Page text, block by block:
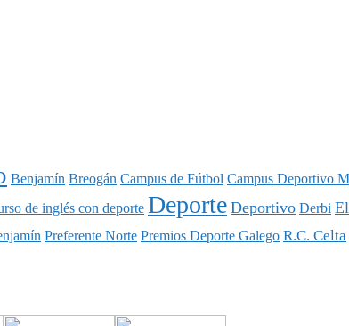
Benjamín Breogán Campus de Fútbol Campus Deportivo
de inglés con deporte Deporte Deportivo Derbi
Preferente Norte Premios Deporte Galego R.C. Celta